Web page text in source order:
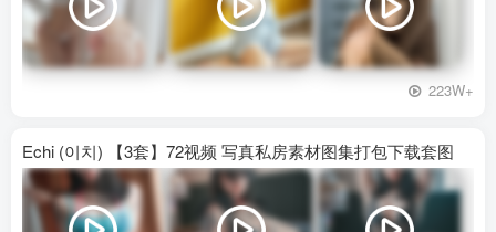
223W+
Echi (이치) 【3套】72视频 写真私房素材图集打包下载套图